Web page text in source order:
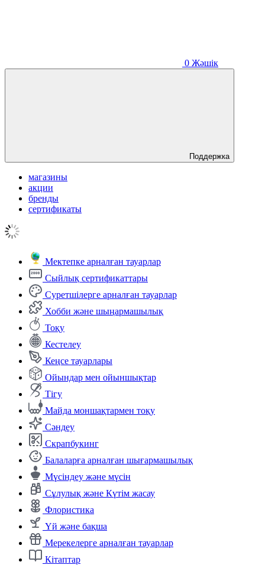
0 Жәшік
Поддержка
магазины
акции
бренды
сертификаты
Мектепке арналған тауарлар
Сыйлық сертификаттары
Суретшілерге арналған тауарлар
Хобби және шыңармашылық
Тоқу
Кестелеу
Кеңсе тауарлары
Ойындар мен ойыншықтар
Тігу
Майда моншақтармен тоқу
Сәндеу
Скрапбукинг
Балаларға арналған шығармашылық
Мүсіндеу және мүсін
Сұлулық және Күтім жасау
Флористика
Үй және бақша
Мерекелерге арналған тауарлар
Кітаптар